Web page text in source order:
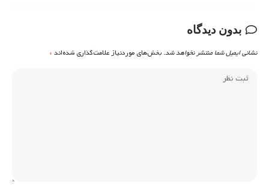
بدون دیدگاه
نشانی ایمیل شما منتشر نخواهد شد. بخش‌های موردنیاز علامت‌گذاری شده‌اند*